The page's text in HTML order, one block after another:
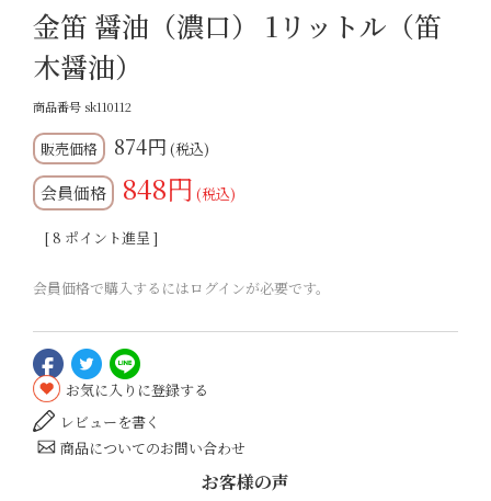
金笛 醤油（濃口） 1リットル（笛
木醤油）
商品番号 sk110112
874 税込
会員価格 848 税込
[8 ポイント進呈 ]
会員価格で購入するにはログインが必要です。
お気に入りに登録する
レビューを書く
商品についてのお問い合わせ